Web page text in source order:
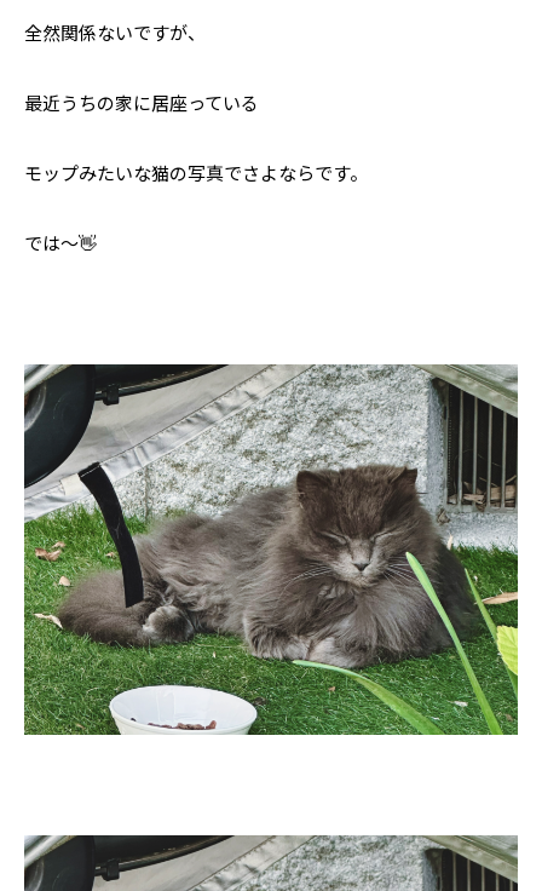
全然関係ないですが、
最近うちの家に居座っている
モップみたいな猫の写真でさよならです。
では〜👋